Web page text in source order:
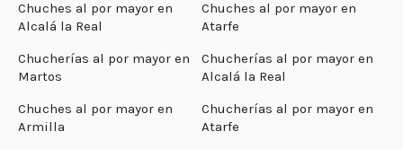
Chuches al por mayor en
Alcalá la Real
Chuches al por mayor en
Atarfe
Chucherías al por mayor en
Martos
Chucherías al por mayor en
Alcalá la Real
Chuches al por mayor en
Armilla
Chucherías al por mayor en
Atarfe